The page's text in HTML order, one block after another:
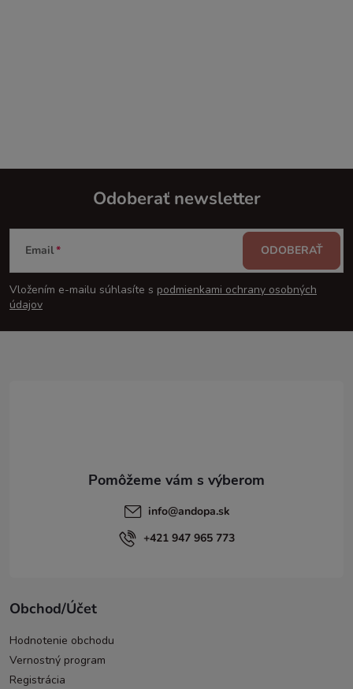
Z
á
p
Odoberať newsletter
Email
Vložením e-mailu súhlasíte s podmienkami ochrany osobných
údajov
ODOBERAŤ
info@andopa.sk
+421 947 965 773
Obchod/Účet
Hodnotenie obchodu
Vernostný program
Registrácia